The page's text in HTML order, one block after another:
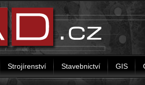
Strojírenství Stavebnictví GIS